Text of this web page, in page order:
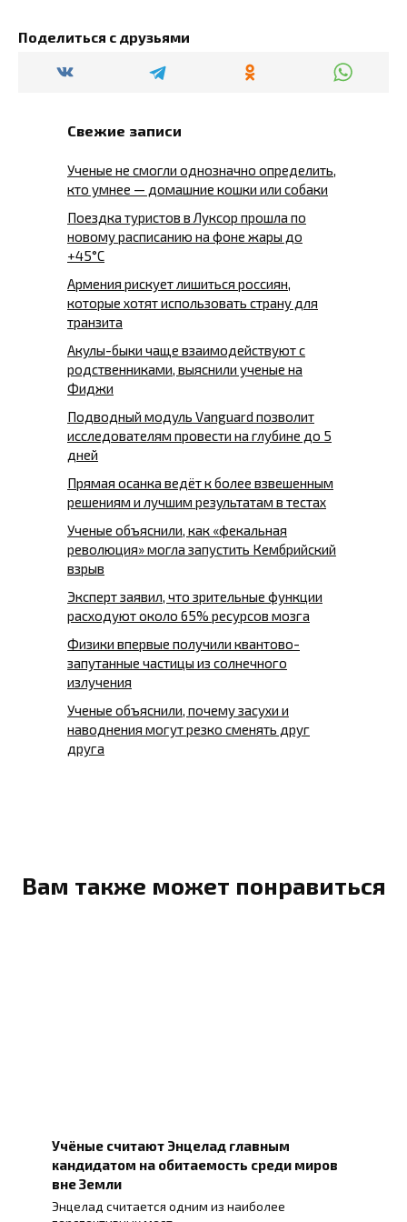
Поделиться с друзьями
Свежие записи
Ученые не смогли однозначно определить,
кто умнее — домашние кошки или собаки
Поездка туристов в Луксор прошла по
новому расписанию на фоне жары до
+45°C
Армения рискует лишиться россиян,
которые хотят использовать страну для
транзита
Акулы-быки чаще взаимодействуют с
родственниками, выяснили ученые на
Фиджи
Подводный модуль Vanguard позволит
исследователям провести на глубине до 5
дней
Прямая осанка ведёт к более взвешенным
решениям и лучшим результатам в тестах
Ученые объяснили, как «фекальная
революция» могла запустить Кембрийский
взрыв
Эксперт заявил, что зрительные функции
расходуют около 65% ресурсов мозга
Физики впервые получили квантово-
запутанные частицы из солнечного
излучения
Ученые объяснили, почему засухи и
наводнения могут резко сменять друг
друга
Вам также может понравиться
Учёные считают Энцелад главным
кандидатом на обитаемость среди миров
вне Земли
Энцелад считается одним из наиболее